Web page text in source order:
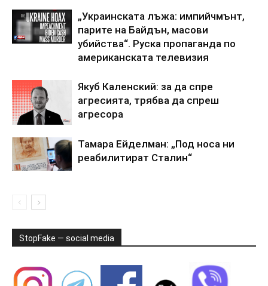
„Украинската лъжа: импийчмънт,
парите на Байдън, масови
убийства“. Руска пропаганда по
американската телевизия
Якуб Каленский: за да спре
агресията, трябва да спреш
агресора
Тамара Ейделман: „Под носа ни
реабилитират Сталин“
StopFake — social media